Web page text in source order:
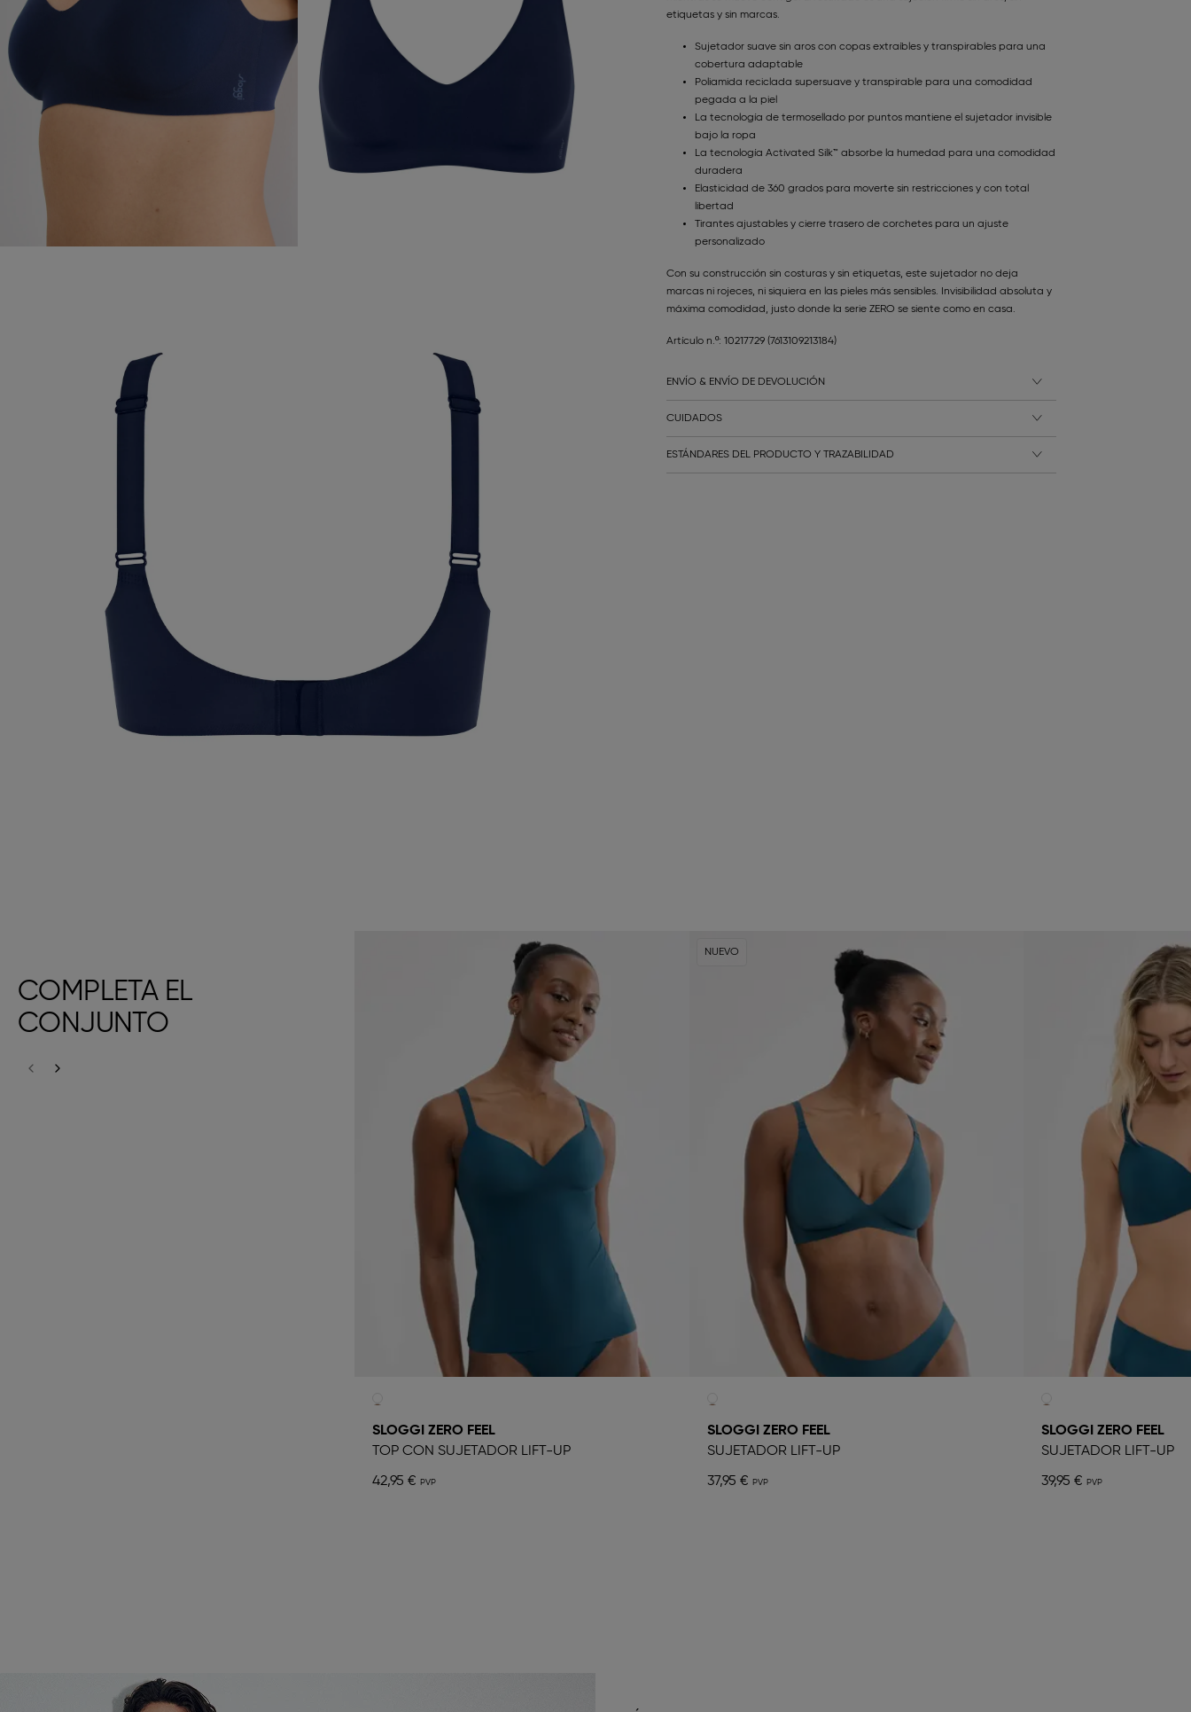
etiquetas y sin marcas.
Sujetador suave sin aros con copas extraíbles y transpirables para una
cobertura adaptable
Poliamida reciclada supersuave y transpirable para una comodidad
pegada a la piel
La tecnología de termosellado por puntos mantiene el sujetador invisible
bajo la ropa
La tecnología Activated Silk™ absorbe la humedad para una comodidad
duradera
Elasticidad de 360 grados para moverte sin restricciones y con total
libertad
Tirantes ajustables y cierre trasero de corchetes para un ajuste
personalizado
Con su construcción sin costuras y sin etiquetas, este sujetador no deja
marcas ni rojeces, ni siquiera en las pieles más sensibles. Invisibilidad absoluta y
máxima comodidad, justo donde la serie ZERO se siente como en casa.
Artículo n.º: 10217729 (7613109213184)
ENVÍO & ENVÍO DE DEVOLUCIÓN
CUIDADOS
ESTÁNDARES DEL PRODUCTO Y TRAZABILIDAD
COMPLETA EL
CONJUNTO
SLOGGI ZERO FEEL
TOP CON SUJETADOR LIFT-UP
42,95 €
NUEVO
SLOGGI ZERO FEEL
SUJETADOR LIFT-UP
37,95 €
SLOGGI ZERO FEEL
SUJETADOR LIFT-UP
39,95 €